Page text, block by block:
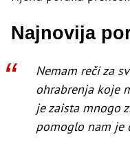
Najnovija
Nemam reči za
ohrabrenja koje
je zaista mnogo
pomoglo nam je